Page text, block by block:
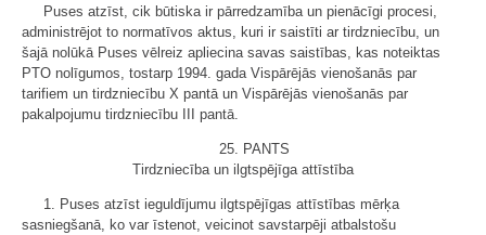
Puses atzīst, cik būtiska ir pārredzamība un pienācīgi procesi,
administrējot to normatīvos aktus, kuri ir saistīti ar tirdzniecību, un
šajā nolūkā Puses vēlreiz apliecina savas saistības, kas noteiktas
PTO nolīgumos, tostarp 1994. gada Vispārējās vienošanās par
tarifiem un tirdzniecību X pantā un Vispārējās vienošanās par
pakalpojumu tirdzniecību III pantā.
25. PANTS
Tirdzniecība un ilgtspējīga attīstība
1. Puses atzīst ieguldījumu ilgtspējīgas attīstības mērķa
sasniegšanā, ko var īstenot, veicinot savstarpēji atbalstošu